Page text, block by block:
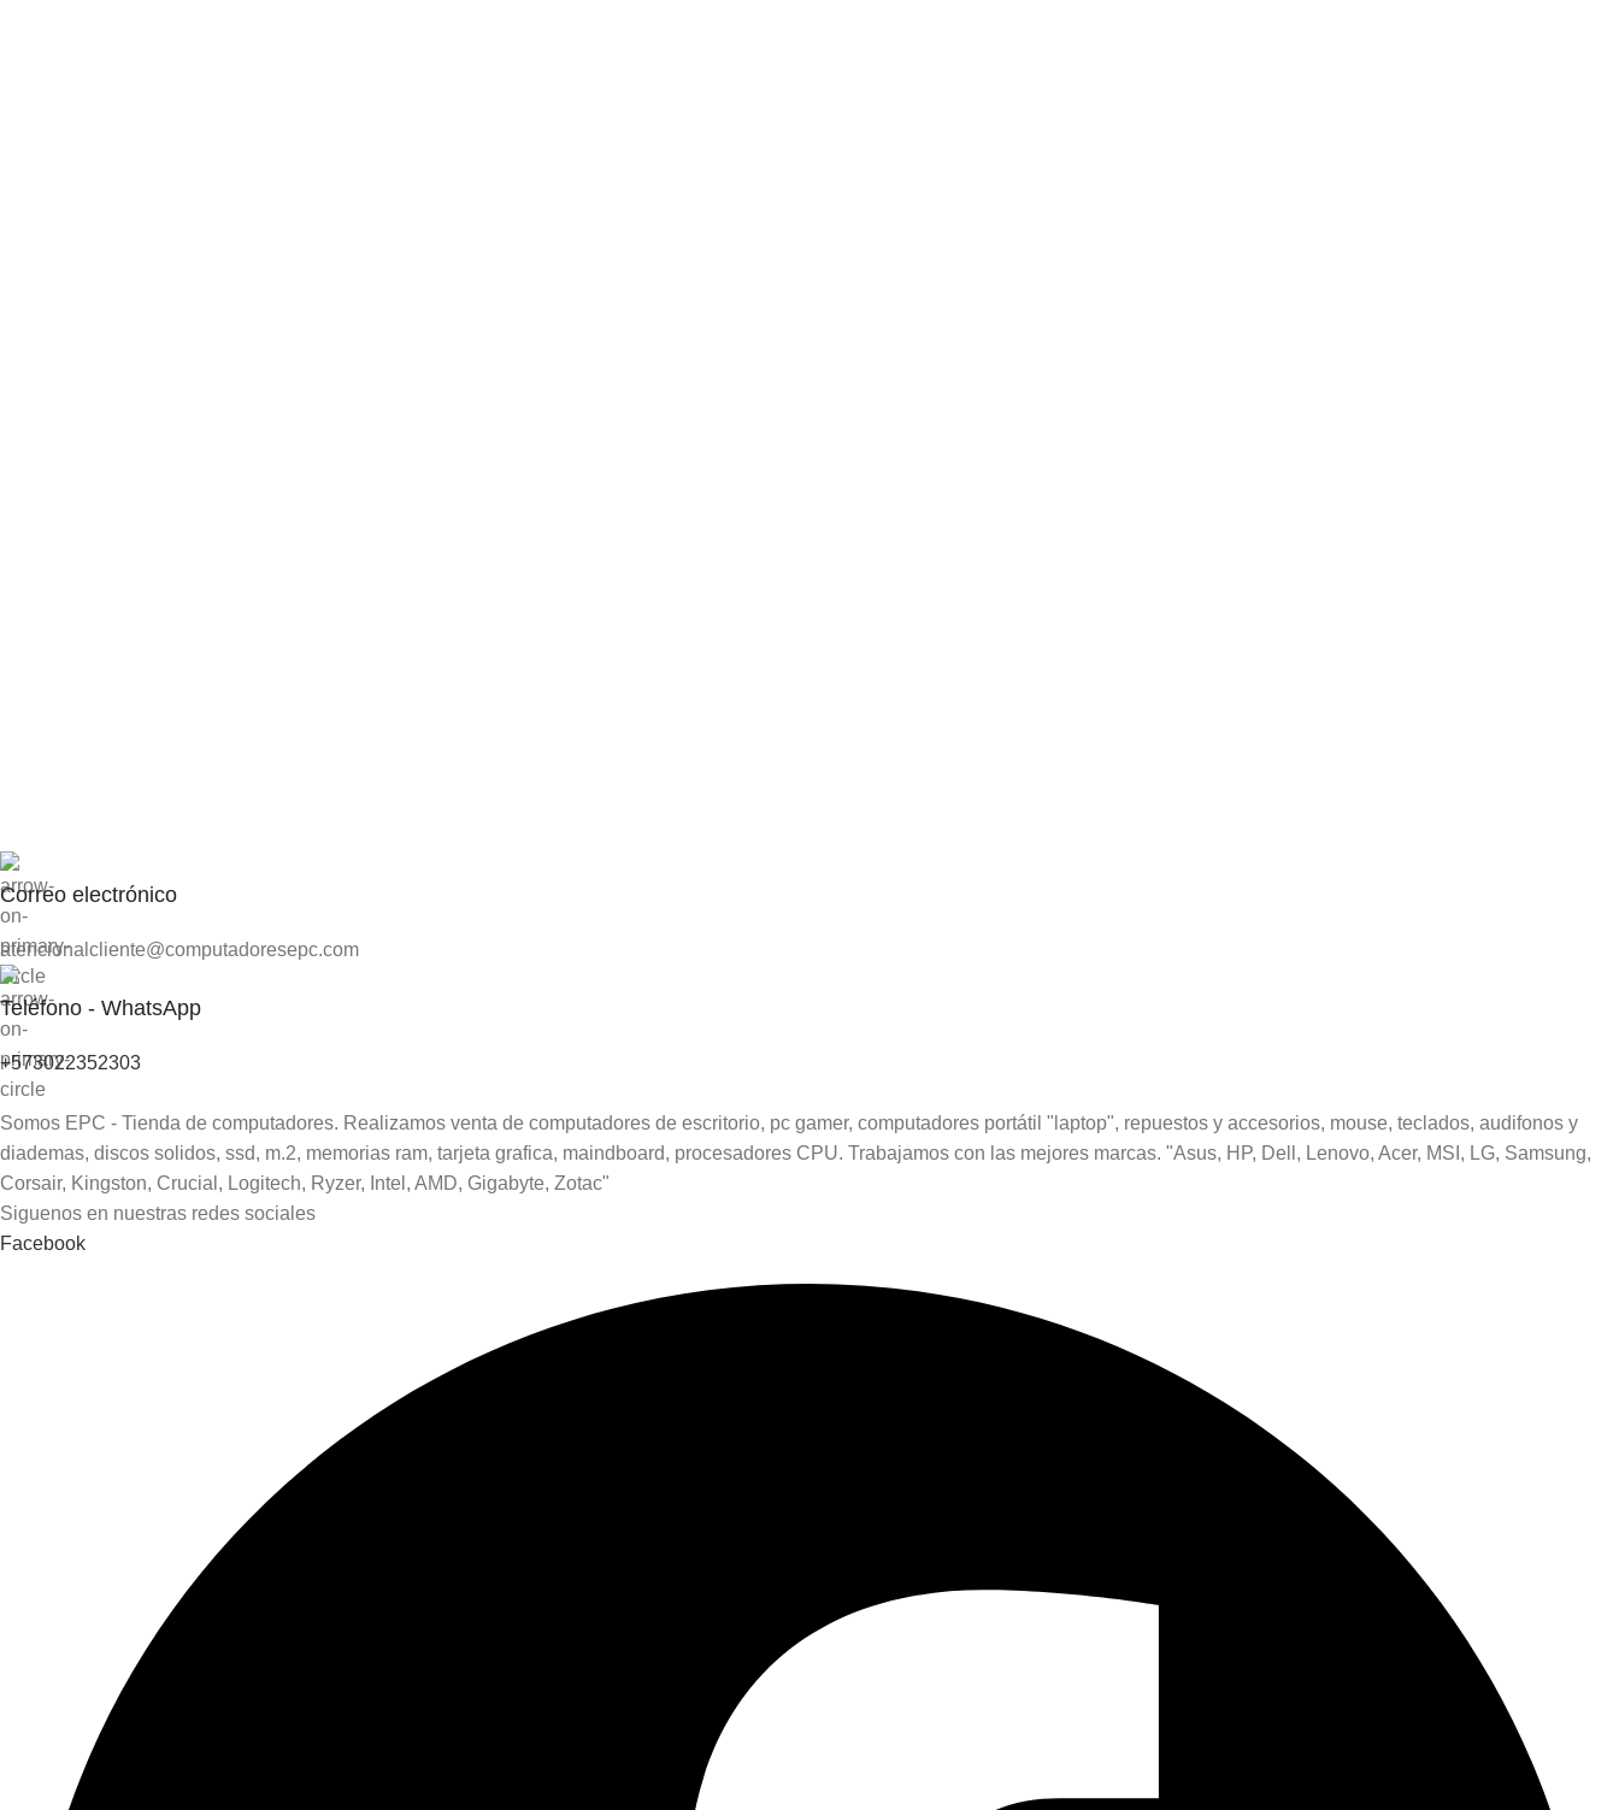
Correo electrónico
atencionalcliente@computadoresepc.com
Teléfono - WhatsApp
+573022352303
Somos EPC - Tienda de computadores. Realizamos venta de computadores de escritorio, pc gamer, computadores portátil "laptop", repuestos y accesorios, mouse, teclados, audifonos y
diademas, discos solidos, ssd, m.2, memorias ram, tarjeta grafica, maindboard, procesadores CPU. Trabajamos con las mejores marcas. "Asus, HP, Dell, Lenovo, Acer, MSI, LG, Samsung,
Corsair, Kingston, Crucial, Logitech, Ryzer, Intel, AMD, Gigabyte, Zotac"
Siguenos en nuestras redes sociales
Facebook